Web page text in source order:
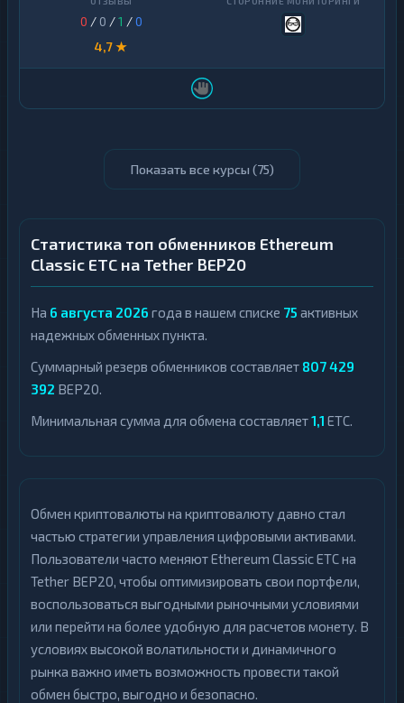
0 / 0 /1 /0
4,7 ★
Показать все курсы (75)
Статистика топ обменников Ethereum
Classic ETC на Tether BEP20
На 6 августа 2026 года в нашем списке 75 активных
надежных обменных пункта.
Суммарный резерв обменников составляет 807 429
392 BEP20.
Минимальная сумма для обмена составляет1,1 ETC.
Обмен криптовалюты на криптовалюту давно стал
частью стратегии управления цифровыми активами.
Пользователи часто меняют Ethereum Classic ETC на
Tether BEP20, чтобы оптимизировать свои портфели,
воспользоваться выгодными рыночными условиями
или перейти на более удобную для расчетов монету. В
условиях высокой волатильности и динамичного
рынка важно иметь возможность провести такой
обмен быстро, выгодно и безопасно.